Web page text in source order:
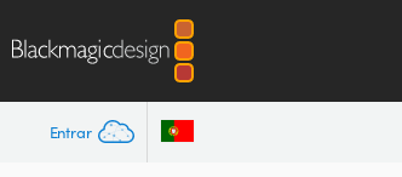
Entrar